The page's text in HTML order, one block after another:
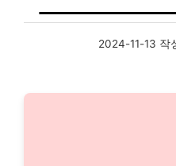
2024-11-13 작